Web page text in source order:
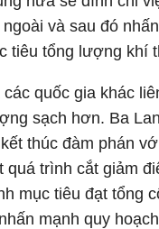
và sau đó
tiêu tổng lượng khí
các quốc gia khác
sạch hơn. Ba
thúc đàm phán
quá trình cắt giảm
mục tiêu đạt tổng
mạnh quy